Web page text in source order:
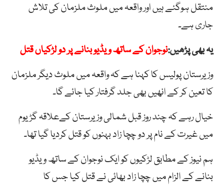
منتقل ہوگئے ہیں اور واقعہ میں ملوث ملزمان کی تلاش
جاری ہے۔
یہ بھی پڑھیں:نوجوان کے ساتھ ویڈیو بنانے پر دو لڑکیاں قتل
وزیرستان پولیس کا کہنا ہے کہ واقعہ میں ملوث دیگر ملزمان
کا تعین کر کے انھیں بھی جلد گرفتار کیا جائے گا۔
خیال رہے کہ چند روز قبل شمالی وزیرستان کےعلاقہ گڑیوم
میں غیرت کے نام پر دو چچا زاد بہنوں کو قتل کردیا گیا تھا۔
ہم نیوز کے مطابق لڑکیوں کو ایک نوجوان کے ساتھ ویڈیو
بنانے کے الزام میں چچا زاد بھائی نے قتل کیا جس کا